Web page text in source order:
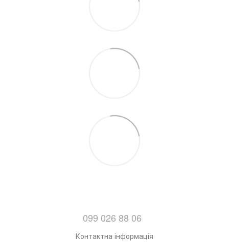
099 026 88 06
Контактна інформація